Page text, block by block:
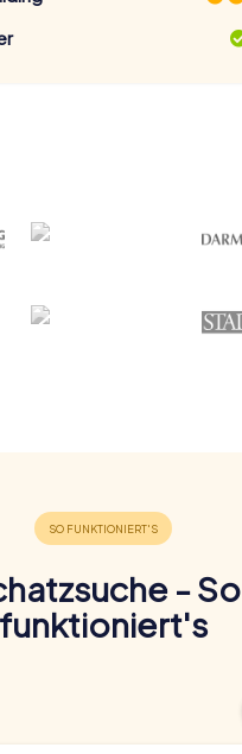
- So
funktioniert's